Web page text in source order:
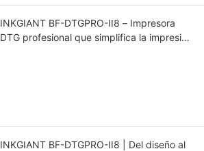
INKGIANT BF-DTGPRO-II8 – Impresora
DTG profesional que simplifica la impresión
INKGIANT BF-DTGPRO-II8 | Del diseño al